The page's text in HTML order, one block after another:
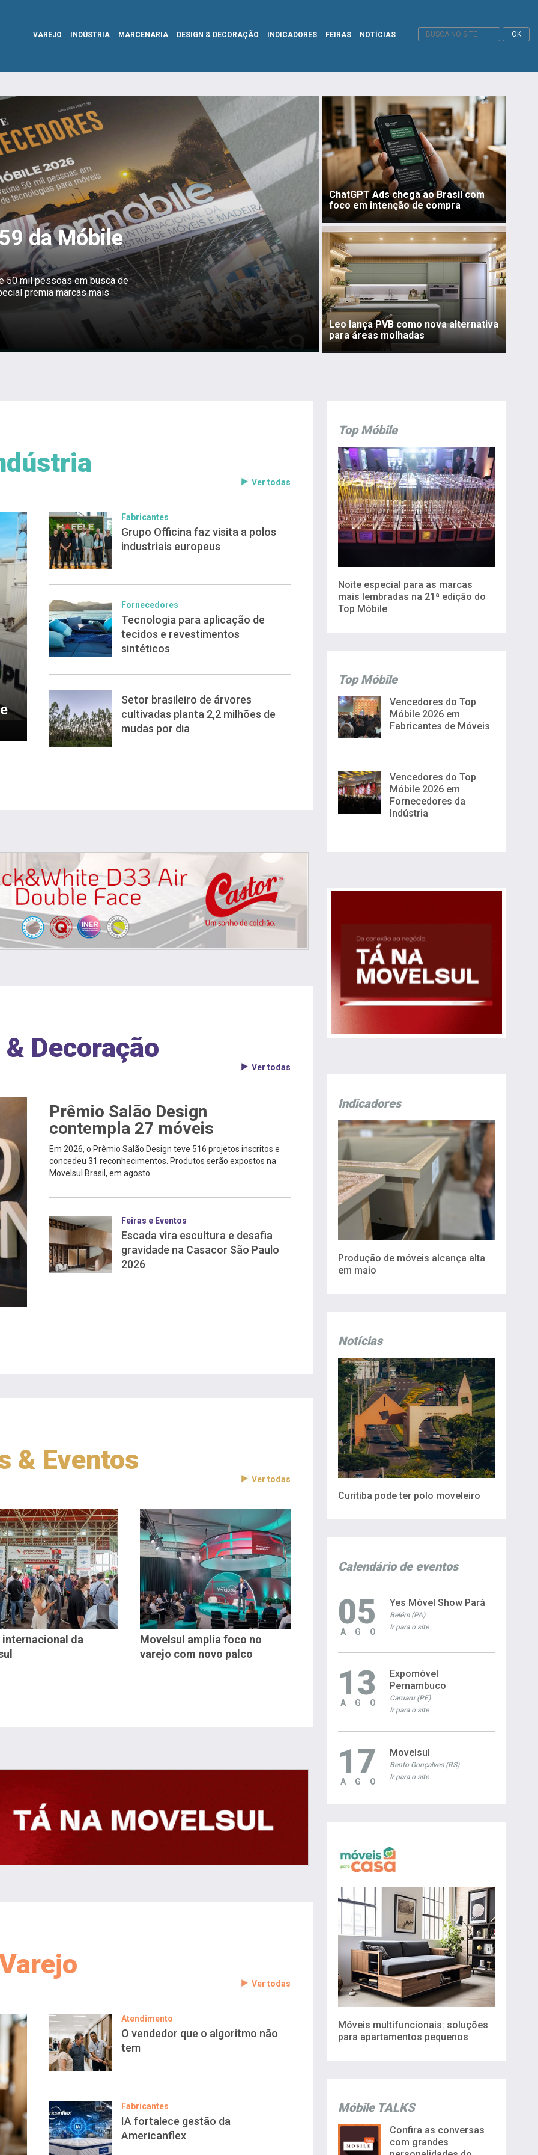
VAREJO INDÚSTRIA MARCENARIA DESIGN & DECORAÇÃO INDICADORES FEIRAS NOTÍCIAS
da Móbile
50 mil pessoas em busca de
premia marcas mais
ChatGPT Ads chega ao Brasil com
foco em intenção de compra
Leo lança PVB como nova alternativa
para áreas molhadas
Ver todas
Fabricantes
Grupo Officina faz visita a polos
industriais europeus
Fornecedores
Tecnologia para aplicação de
tecidos e revestimentos
sintéticos
Setor brasileiro de árvores
cultivadas planta 2,2 milhões de
mudas por dia
Decoração
Ver todas
Prêmio Salão Design
contempla 27 móveis
Em 2026, o Prêmio Salão Design teve 516 projetos inscritos e
concedeu 31 reconhecimentos. Produtos serão expostos na
Movelsul Brasil, em agosto
Feiras e Eventos
Escada vira escultura e desafia
gravidade na Casacor São Paulo
2026
& Eventos
Ver todas
internacional da
Movelsul amplia foco no
varejo com novo palco
Ver todas
Atendimento
O vendedor que o algoritmo não
tem
Fabricantes
IA fortalece gestão da
Americanflex
Top Móbile
Noite especial para as marcas
mais lembradas na 21ª edição do
Top Móbile
Top Móbile
Vencedores do Top
Móbile 2026 em
Fabricantes de Móveis
Vencedores do Top
Móbile 2026 em
Fornecedores da
Indústria
Indicadores
Produção de móveis alcança alta
em maio
Notícias
Curitiba pode ter polo moveleiro
Calendário de eventos
05
AGO
Yes Móvel Show Pará
Belém (PA)
Ir para o site
13
AGO
Expomóvel
Pernambuco
Caruaru (PE)
Ir para o site
17
AGO
Movelsul
Bento Gonçalves (RS)
Ir para o site
Móveis multifuncionais: soluções
para apartamentos pequenos
Móbile TALKS
Confira as conversas
com grandes